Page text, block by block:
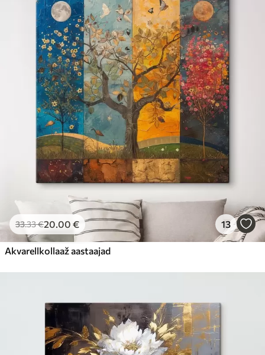
33.33€20.00 € 13
Akvarellkollaaž aastaajad